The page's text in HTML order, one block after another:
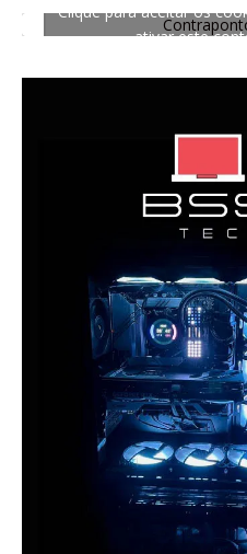
Clique para aceitar os
ativar este